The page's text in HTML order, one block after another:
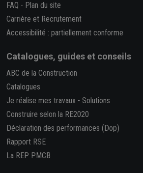
FAQ - Plan du site
Carrière et Recrutement
Accessibilité : partiellement conforme
Catalogues, guides et conseils
ABC de la Construction
Catalogues
Je réalise mes travaux - Solutions
Construire selon la RE2020
Déclaration des performances (Dop)
Rapport RSE
La REP PMCB